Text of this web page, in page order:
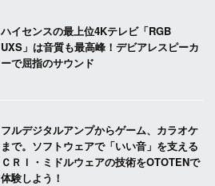
ハイセンスの最上位4Kテレビ「RGB
UXS」は音質も最高峰！デビアレスピーカ
ーで屈指のサウンド
フルデジタルアンプからゲーム、カラオケ
まで。ソフトウェアで「いい音」を支える
ＣＲＩ・ミドルウェアの技術をOTOTENで
体験しよう！